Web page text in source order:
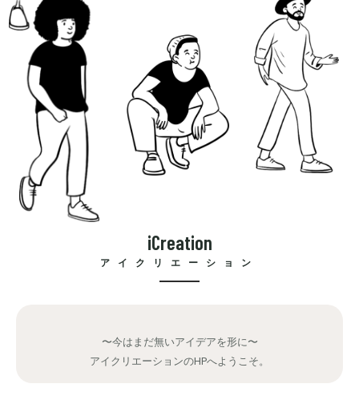
iCreation
アイクリエーション
〜今はまだ無いアイデアを形に〜
アイクリエーションのHPへようこそ。